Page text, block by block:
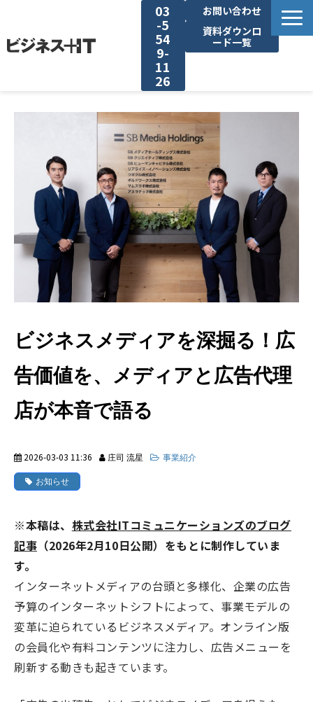
03
-5
54
9-
11
26
お問い合わせ
資料ダウンロ
ード一覧
BITの強み
リード収集がしたい
アンケート調査がしたい
媒体資料ダウンロード
活用事例
ビジネスメディアを深掘る！広
告価値を、メディアと広告代理
店が本音で語る
2026-03-03 11:36 庄司 流星 事業紹介
お知らせ
※本稿は、 株式会社ITコミュニケーションズのブログ
記事 （2026年2月10日公開）をもとに制作していま
す。
インターネットメディアの台頭と多様化、企業の広告
予算のインターネットシフトによって、事業モデルの
変革に迫られているビジネスメディア。オンライン版
の会員化や有料コンテンツに注力し、広告メニューを
刷新する動きも起きています。